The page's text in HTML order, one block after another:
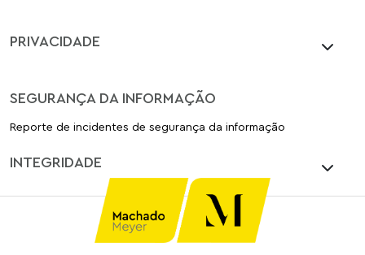
PRIVACIDADE
SEGURANÇA DA INFORMAÇÃO
Reporte de incidentes de segurança da informação
INTEGRIDADE